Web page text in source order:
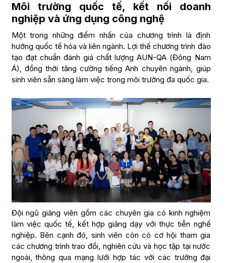
Môi trường quốc tế, kết nối doanh
nghiệp và ứng dụng công nghệ
Một trong những điểm nhấn của chương trình là định
hướng quốc tế hóa và liên ngành. Lợi thế chương trình đào
tạo đạt chuẩn đánh giá chất lượng AUN-QA (Đông Nam
Á), đồng thời tăng cường tiếng Anh chuyên ngành, giúp
sinh viên sẵn sàng làm việc trong môi trường đa quốc gia.
Đội ngũ giảng viên gồm các chuyên gia có kinh nghiệm
làm việc quốc tế, kết hợp giảng dạy với thực tiễn nghề
nghiệp. Bên cạnh đó, sinh viên còn có cơ hội tham gia
các chương trình trao đổi, nghiên cứu và học tập tại nước
ngoài, thông qua mạng lưới hợp tác với các trường đại